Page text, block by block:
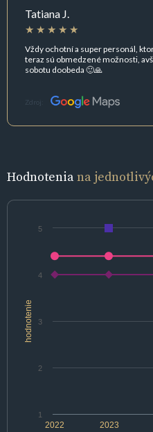
Tatiana J.
Vždy ochotní a super personál,
teraz sú obmedzené možnosti,
sobotu doobeda 🙂🙏
Zdroj:
Hodnoteniana
hodnotenie
2022 2023
1
2
3
4
5